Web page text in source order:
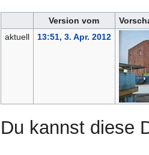
Version vom
aktuell
13:51, 3. Apr. 2012
Du kannst diese